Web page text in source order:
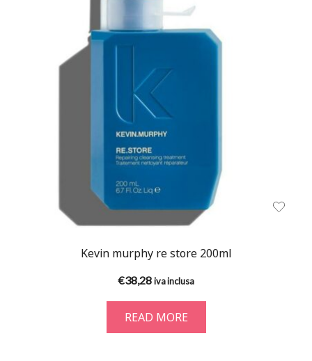
Kevin murphy re store 200ml
€38,28iva inclusa
READ MORE